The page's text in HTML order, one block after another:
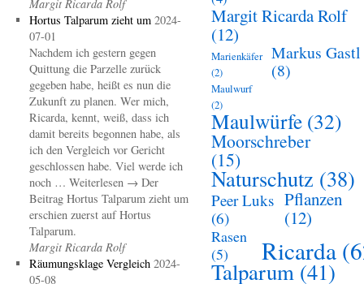
Margit Ricarda Rolf
Hortus Talparum zieht um 2024-
07-01
Nachdem ich gestern gegen
Quittung die Parzelle zurück
gegeben habe, heißt es nun die
Zukunft zu planen. Wer mich,
Ricarda, kennt, weiß, dass ich
damit bereits begonnen habe, als
ich den Vergleich vor Gericht
geschlossen habe. Viel werde ich
noch … Weiterlesen → Der
Beitrag Hortus Talparum zieht um
erschien zuerst auf Hortus
Talparum.
Margit Ricarda Rolf
Räumungsklage Vergleich 2024-
05-08
Margit Ricarda Rolf
(12)
Marienkäfer
(2)
Markus Gastl
(8)
Maulwurf
(2)
Maulwürfe (32)
Moorschreber
(15)
Naturschutz (38)
Peer Luks
(6)
Pflanzen
(12)
Rasen
(5)
Ricarda
Talparum (41)